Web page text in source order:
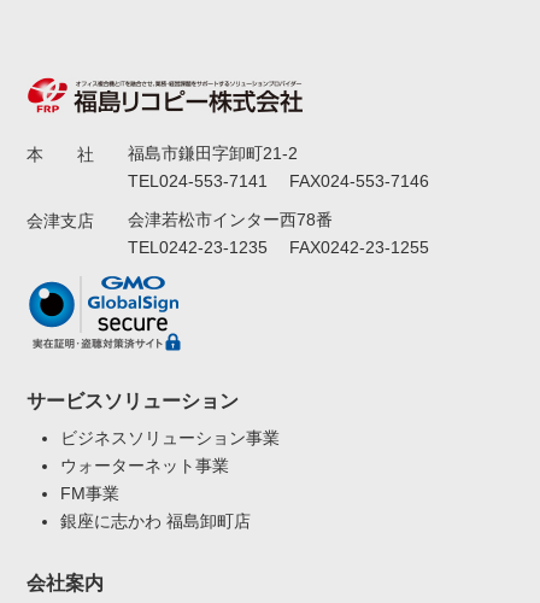
本 社
福島市鎌田字卸町21-2
TEL024-553-7141 FAX024-553-7146
会津支店
会津若松市インター西78番
TEL0242-23-1235 FAX0242-23-1255
サービスソリューション
ビジネスソリューション事業
ウォーターネット事業
FM事業
銀座に志かわ 福島卸町店
会社案内